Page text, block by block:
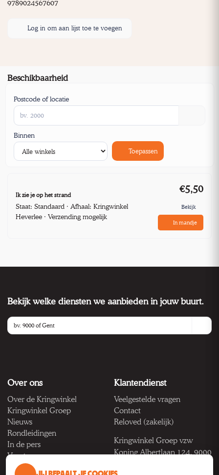
9789024567607
Log in om aan lijst toe te voegen
Beschikbaarheid
Postcode of locatie
Binnen
Toepassen
Ik zie je op het strand
Staat: Standaard · Afhaal: Kringwinkel
Heverlee · Verzending mogelijk
€5,50
Bekijk
In mandje
Bekijk welke diensten we aanbieden in jouw buurt.
Over ons
Over de Kringwinkel
Kringwinkel Groep
Nieuws
Rondleidingen
In de pers
Vacatures
Klantendienst
Veelgestelde vragen
Contact
Reloved (zakelijk)
Kringwinkel Groep vzw
Koning Albertlaan 124, 9000